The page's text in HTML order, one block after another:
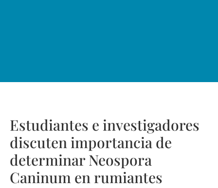
Estudiantes e investigadores
discuten importancia de
determinar Neospora
Caninum en rumiantes